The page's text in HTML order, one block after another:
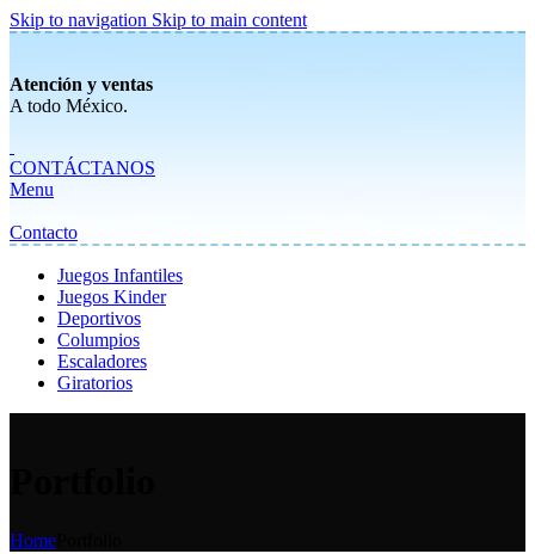
Skip to navigation Skip to main content
Atención y ventas
A todo México.
CONTÁCTANOS
Menu
Contacto
Juegos Infantiles
Juegos Kinder
Deportivos
Columpios
Escaladores
Giratorios
Home